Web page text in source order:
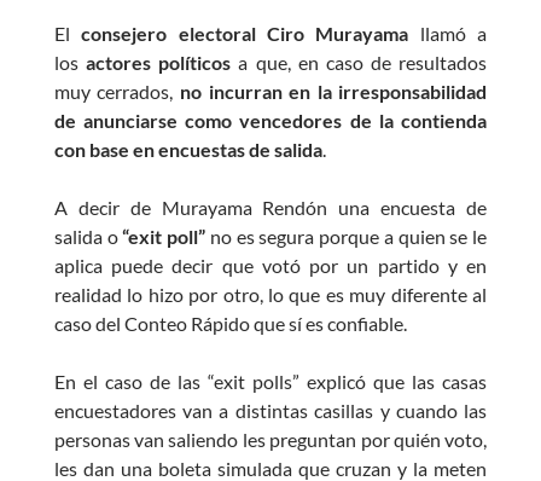
e
b
o
o
k
at
s
A
p
p
itt
er
se
n
g
er
Elconsejero electoral Ciro Murayama llamó a
los actores políticos a que, en caso de resultados
muy cerrados, no incurran en la irresponsabilidad
de anunciarse como vencedores de la contienda
con base en encuestas de salida.
A decir de Murayama Rendón una encuesta de
salida o“exit poll” no es segura porque a quien se le
aplica puede decir que votó por un partido y en
realidad lo hizo por otro, lo que es muy diferente al
caso del Conteo Rápido que sí es confiable.
En el caso de las “exit polls” explicó que las casas
encuestadores van a distintas casillas y cuando las
personas van saliendo les preguntan por quién voto,
les dan una boleta simulada que cruzan y la meten